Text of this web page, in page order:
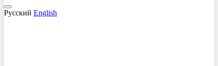
Русский English